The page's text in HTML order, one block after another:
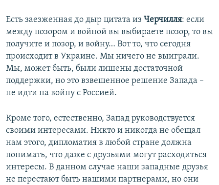
Есть заезженная до дыр цитата из Черчилля: если
между позором и войной вы выбираете позор, то вы
получите и позор, и войну… Вот то, что сегодня
происходит в Украине. Мы ничего не выиграли.
Мы, может быть, были лишены достаточной
поддержки, но это взвешенное решение Запада –
не идти на войну с Россией.
Кроме того, естественно, Запад руководствуется
своими интересами. Никто и никогда не обещал
нам этого, дипломатия в любой стране должна
понимать, что даже с друзьями могут расходиться
интересы. В данном случае наши западные друзья
не перестают быть нашими партнерами, но они